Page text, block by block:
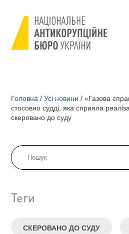
Головна / Усі новини / «Газова
стосовно судді, яка сприяла
скеровано до суду
Теги
СКЕРОВАНО ДО СУДУ